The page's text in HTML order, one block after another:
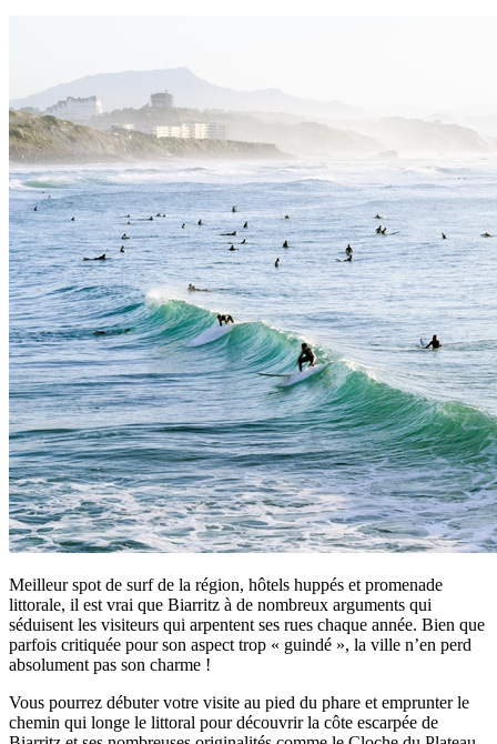
Meilleur spot de surf de la région, hôtels huppés et promenade
littorale, il est vrai que Biarritz à de nombreux arguments qui
séduisent les visiteurs qui arpentent ses rues chaque année. Bien que
parfois critiquée pour son aspect trop « guindé », la ville n’en perd
absolument pas son charme !
Vous pourrez débuter votre visite au pied du phare et emprunter le
chemin qui longe le littoral pour découvrir la côte escarpée de